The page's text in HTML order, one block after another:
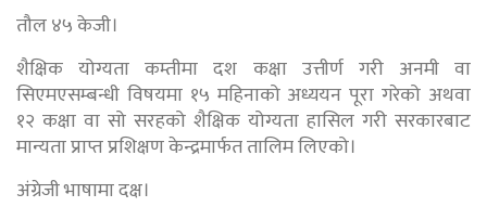
तौल ४५ केजी।
शैक्षिक योग्यता कम्तीमा दश कक्षा उत्तीर्ण गरी अनमी वा
सिएमएसम्बन्धी विषयमा १५ महिनाको अध्ययन पूरा गरेको अथवा
१२ कक्षा वा सो सरहको शैक्षिक योग्यता हासिल गरी सरकारबाट
मान्यता प्राप्त प्रशिक्षण केन्द्रमार्फत तालिम लिएको।
अंग्रेजी भाषामा दक्ष।